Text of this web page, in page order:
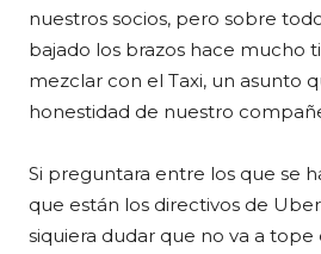
nuestros socios, pero sobre
bajado los brazos hace mucho
mezclar con el Taxi, un asunto
honestidad de nuestro
Si preguntara entre los que se
que están los directivos de
siquiera dudar que no va a